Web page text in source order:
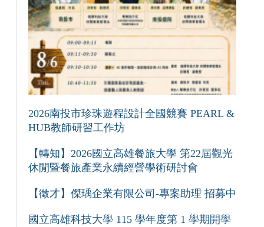
2026南投市珍珠遊程設計全國競賽 PEARL &
HUB教師研習工作坊
【轉知】2026國立高雄餐旅大學 第22屆觀光
休閒暨餐旅產業永續經營學術研討會
【徵才】傑瑀企業有限公司-專案助理 招募中
國立高雄科技大學 115 學年度第 1 學期開學